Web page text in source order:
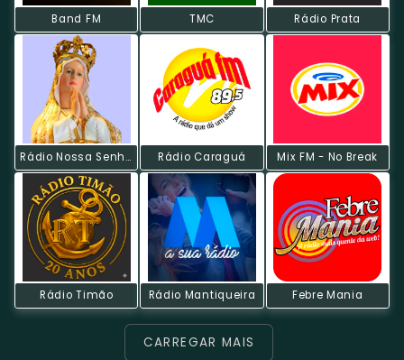
Band FM TMC Rádio Prata
Rádio Nossa Senhora De Fátima Rádio Caraguá Mix FM - No Break
Rádio Timão Rádio Mantiqueira Febre Mania
CARREGAR MAIS